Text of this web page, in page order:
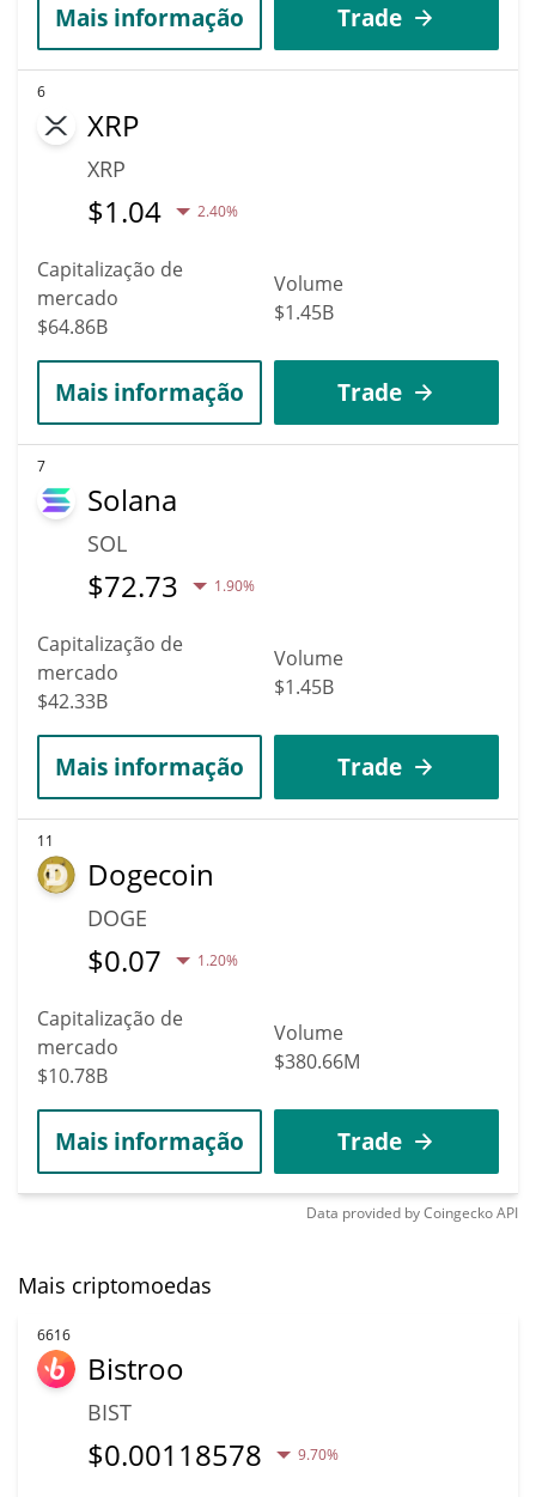
Mais informação Trade
6
XRP
XRP
$1.04 2.40%
Capitalização de
mercado
$64.86B
Volume
$1.45B
Mais informação Trade
7
Solana
SOL
$72.73 1.90%
Capitalização de
mercado
$42.33B
Volume
$1.45B
Mais informação Trade
11
Dogecoin
DOGE
$0.07 1.20%
Capitalização de
mercado
$10.78B
Volume
$380.66M
Mais informação Trade
Data provided byCoingeckoAPI
Mais criptomoedas
6616
Bistroo
BIST
$0.00118578 9.70%